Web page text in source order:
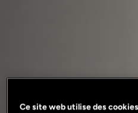
Ce site web utilise des